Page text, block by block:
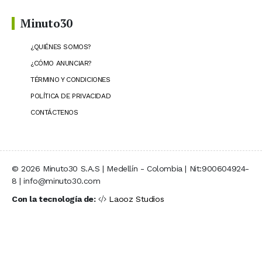
Minuto30
¿QUIÉNES SOMOS?
¿CÓMO ANUNCIAR?
TÉRMINO Y CONDICIONES
POLÍTICA DE PRIVACIDAD
CONTÁCTENOS
© 2026 Minuto30 S.A.S | Medellín - Colombia | Nit:900604924-
8 | info@minuto30.com
Con la tecnología de:
Laooz Studios